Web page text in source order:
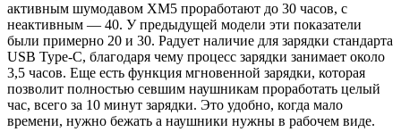
активным шумодавом XM5 проработают до 30 часов, с
неактивным — 40. У предыдущей модели эти показатели
были примерно 20 и 30. Радует наличие для зарядки стандарта
USB Type-C, благодаря чему процесс зарядки занимает около
3,5 часов. Еще есть функция мгновенной зарядки, которая
позволит полностью севшим наушникам проработать целый
час, всего за 10 минут зарядки. Это удобно, когда мало
времени, нужно бежать а наушники нужны в рабочем виде.